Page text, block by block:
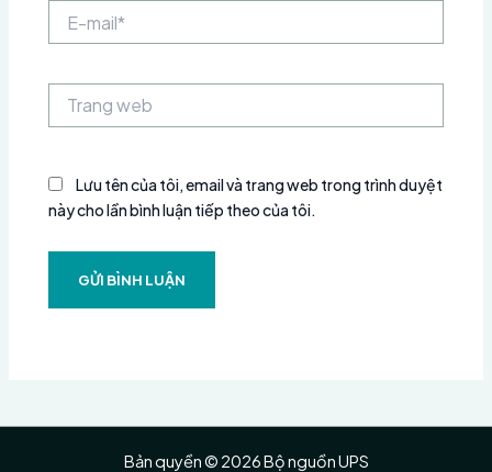
mail*
web
Lưu tên của tôi, email và trang web trong trình duyệt
này cho lần bình luận tiếp theo của tôi.
Bản quyền © 2026 Bộ nguồn UPS